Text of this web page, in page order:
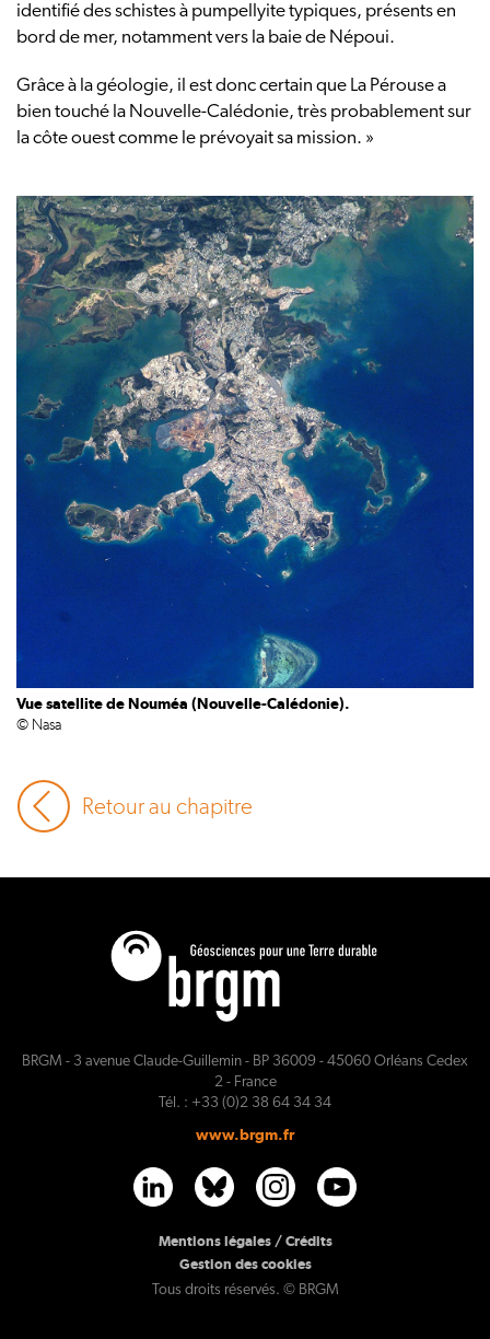
identifié des schistes à pumpellyite typiques, présents en
bord de mer, notamment vers la baie de Népoui.
Grâce à la géologie, il est donc certain que La Pérouse a
bien touché la Nouvelle-Calédonie, très probablement sur
la côte ouest comme le prévoyait sa mission. »
Vue satellite de Nouméa (Nouvelle-Calédonie).
© Nasa
Retour au chapitre
BRGM - 3 avenue Claude-Guillemin - BP 36009 - 45060 Orléans Cedex
2 - France
Tél. : +33 (0)2 38 64 34 34
www.brgm.fr
Mentions légales / Crédits
Gestion des cookies
Tous droits réservés. © BRGM